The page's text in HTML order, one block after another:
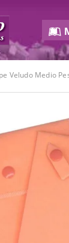
Veludo Medio